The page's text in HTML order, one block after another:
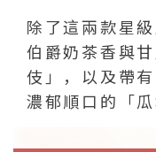
除了這兩款星
伯爵奶茶香與
伎」，以及帶
濃郁順口的「